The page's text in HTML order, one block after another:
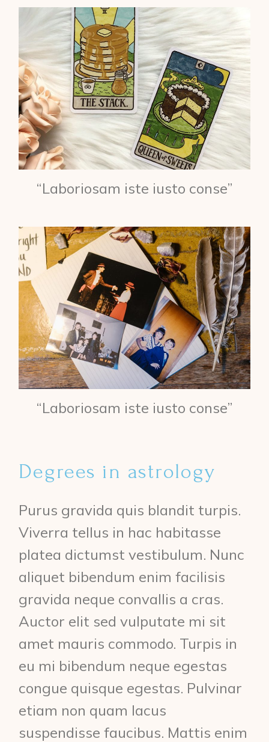
“Laboriosam iste iusto conse”
“Laboriosam iste iusto conse”
Degrees in astrology
Purus gravida quis blandit turpis.
Viverra tellus in hac habitasse
platea dictumst vestibulum. Nunc
aliquet bibendum enim facilisis
gravida neque convallis a cras.
Auctor elit sed vulputate mi sit
amet mauris commodo. Turpis in
eu mi bibendum neque egestas
congue quisque egestas. Pulvinar
etiam non quam lacus
suspendisse faucibus. Mattis enim